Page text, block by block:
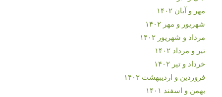
مهر و آبان ۱۴۰۲
شهریور و مهر ۱۴۰۲
مرداد و شهریور ۱۴۰۲
تیر و مرداد ۱۴۰۲
خرداد و تیر ۱۴۰۲
فروردین و اردیبهشت ۱۴۰۲
بهمن و اسفند ۱۴۰۱